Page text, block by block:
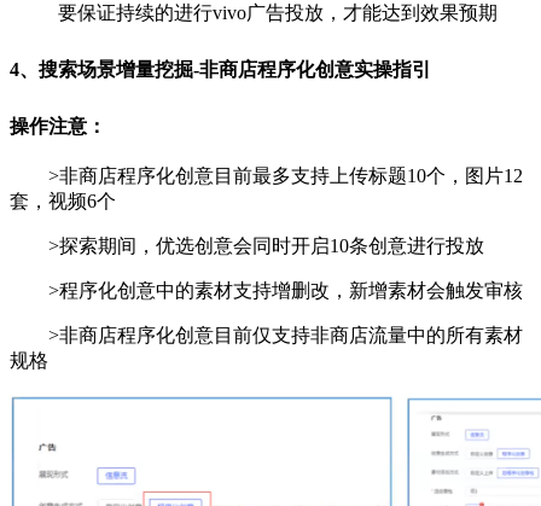
要保证持续的进行vivo广告投放，才能达到效果预期
4、搜索场景增量挖掘-非商店程序化创意实操指引
操作注意：
>非商店程序化创意目前最多支持上传标题10个，图片12
套，视频6个
>探索期间，优选创意会同时开启10条创意进行投放
>程序化创意中的素材支持增删改，新增素材会触发审核
>非商店程序化创意目前仅支持非商店流量中的所有素材
规格